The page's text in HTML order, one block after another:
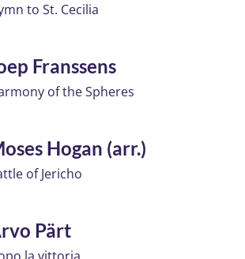
to St. Cecilia
Franssens
of the Spheres
Hogan (arr.)
of Jericho
Pärt